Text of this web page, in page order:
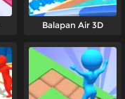
Balapan Air 3D